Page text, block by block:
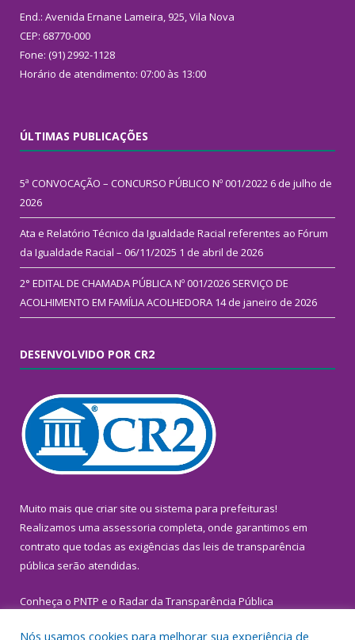
End.: Avenida Ernane Lameira, 925, Vila Nova
CEP: 68770-000
Fone: (91) 2992-1128
Horário de atendimento: 07:00 às 13:00
ÚLTIMAS PUBLICAÇÕES
5ª CONVOCAÇÃO – CONCURSO PÚBLICO Nº 001/2022 6 de julho de
2026
Ata e Relatório Técnico da Igualdade Racial referentes ao Fórum
da Igualdade Racial – 06/11/2025 1 de abril de 2026
2° EDITAL DE CHAMADA PÚBLICA Nº 001/2026 SERVIÇO DE
ACOLHIMENTO EM FAMÍLIA ACOLHEDORA 14 de janeiro de 2026
DESENVOLVIDO POR CR2
Muito mais que criar site ou sistema para prefeituras!
Realizamos uma assessoria completa, onde garantimos em
contrato que todas as exigências das leis de transparência
pública serão atendidas.
Conheça o PNTP e o Radar da Transparência Pública
Nós usamos cookies para melhorar sua experiência de